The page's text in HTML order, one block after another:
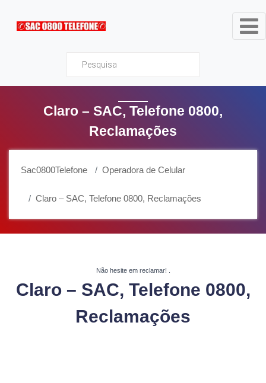
Sac0800Telefone
Claro – SAC, Telefone 0800,
Reclamações
Sac0800Telefone Operadora de Celular
Claro – SAC, Telefone 0800, Reclamações
Não hesite em reclamar!
Claro – SAC, Telefone 0800,
Reclamações